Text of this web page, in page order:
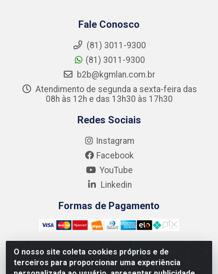
O nosso site coleta cookies próprios e de
terceiros para proporcionar uma experiência
Fale Conosco
(81) 3011-9300
(81) 3011-9300
b2b@kgmlan.com.br
Atendimento de segunda a sexta-feira das
08h às 12h e das 13h30 às 17h30
Redes Sociais
Instagram
Facebook
YouTube
Linkedin
Formas de Pagamento
Kgmlan Distribuidora LTDA - CNPJ 18.217.682/0001-54 -